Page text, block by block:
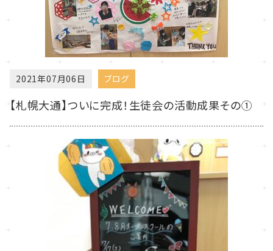
2021年07月06日 ブログ
【札幌大通】ついに完成！生徒会の活動成果その①